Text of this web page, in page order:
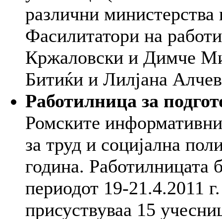
различни
Фасилитатори на
Кржаловски и Димче
Битиќи и Лилјана
Работилница за
Ромските
за труд и социјална
година. Работилницата
периодот 19-21.4.2011
присуствуваа 15